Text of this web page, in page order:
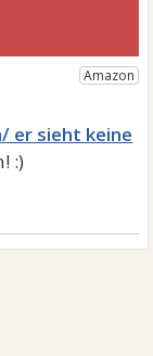
er sieht keine